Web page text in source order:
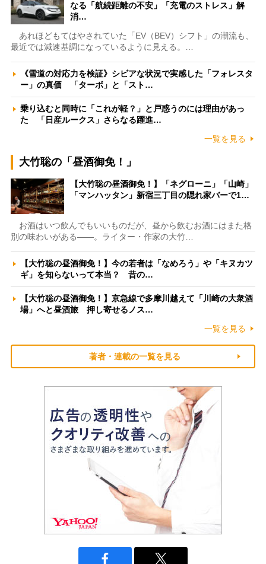
なる「航続距離の不安」「充電のストレス」解
消…
あれほどもてはやされていた「EV（BEV）シフト」の潮流も、
最近では減速基調になっているように見える。…
《雪道の対応力を検証》シビアな状況で実感した「フォレスタ
ー」の真価 「ターボ」と「スト…
乗り込むと同時に「これが軽？」と戸惑うのには理由があっ
た 「日産ルークス」さらなる躍進…
一覧を見る
大竹聡の「昼酒御免！」
【大竹聡の昼酒御免！】「ネグローニ」「山崎」
「マンハッタン」新宿三丁目の隠れ家バーで1…
お酒はいつ飲んでもいいものだが、昼から飲むお酒にはまた格
別の味わいがある――。ライター・作家の大竹…
【大竹聡の昼酒御免！】今の若者は「なめろう」や「キヌカツ
ギ」を知らないって本当？ 昔の…
【大竹聡の昼酒御免！】京急線で多摩川越えて「川崎の大衆酒
場」へと昼酒旅 押し寄せるノス…
一覧を見る
著者・連載の一覧を見る